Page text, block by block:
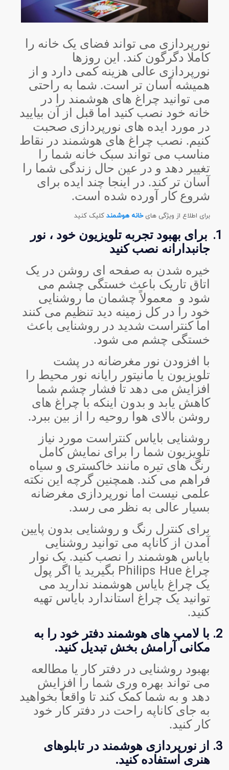
نورپردازی می تواند فضای یک خانه را
کاملا دگرگون کند. این روزها
نورپردازی عالی هزینه کمی دارد و از
همیشه آسان تر است. شما به راحتی
می توانید چراغ های هوشمند را در
خانه خود نصب کنید اما قبل از آن بیایید
در مورد ایده های نورپردازی صحبت
کنیم. نصب چراغ های هوشمند در نقاط
مناسب می تواند سبک خانه شما را
تغییر دهد و در عین حال زندگی شما را
آسان تر کند. در اینجا چند ایده برای
شروع کار آورده شده است.
برای اطلاع از ویژگی هایخانه هوشمندکلیک کنید
1.
برای بهبود تجربه تلویزیون خود ، نور
جانبدارانه نصب کنید
خیره شدن به صفحه ای روشن در یک
اتاق تاریک باعث خستگی چشم می
شود و معمولاً چشمان ما روشنایی
خود را در کل زمینه دید تنظیم می کنند
اما کنتراست شدید در روشنایی باعث
خستگی چشم می شود.
با افزودن نور مغرضانه در پشت
تلویزیون یا مانیتور رایانه نور محیط را
افزایش می دهد تا فشار چشم شما
کاهش یابد و بدون اینکه با چراغ های
روشن بالای هوا روحیه را از بین ببرد.
روشنایی بایاس کنتراست مورد نیاز
تلویزیون شما را برای نمایش کامل
رنگ های تیره مانند خاکستری و سیاه
فراهم می کند. همچنین گرچه این نکته
علمی نیست اما نورپردازی مغرضانه
بسیار عالی به نظر می رسد.
برای کنترل رنگ و روشنایی بدون پایین
آمدن از کاناپه می توانید روشنایی
بایاس هوشمند را نصب کنید. یک نوار
چراغ Philips Hue بگیرید یا اگر پول
یک چراغ بایاس هوشمند ندارید می
توانید یک چراغ استاندارد بایاس تهیه
کنید.
2. با لامپ های هوشمند دفتر خود را به
مکانی آرامش بخش تبدیل کنید.
بهبود روشنایی در دفتر کار یا مطالعه
می تواند بهره وری شما را افزایش
دهد و به شما کمک کند تا واقعاً بخواهید
به جای کاناپه راحت در دفتر کار خود
کار کنید.
3.
از نورپردازی هوشمند در تابلوهای
هنری استفاده کنید.